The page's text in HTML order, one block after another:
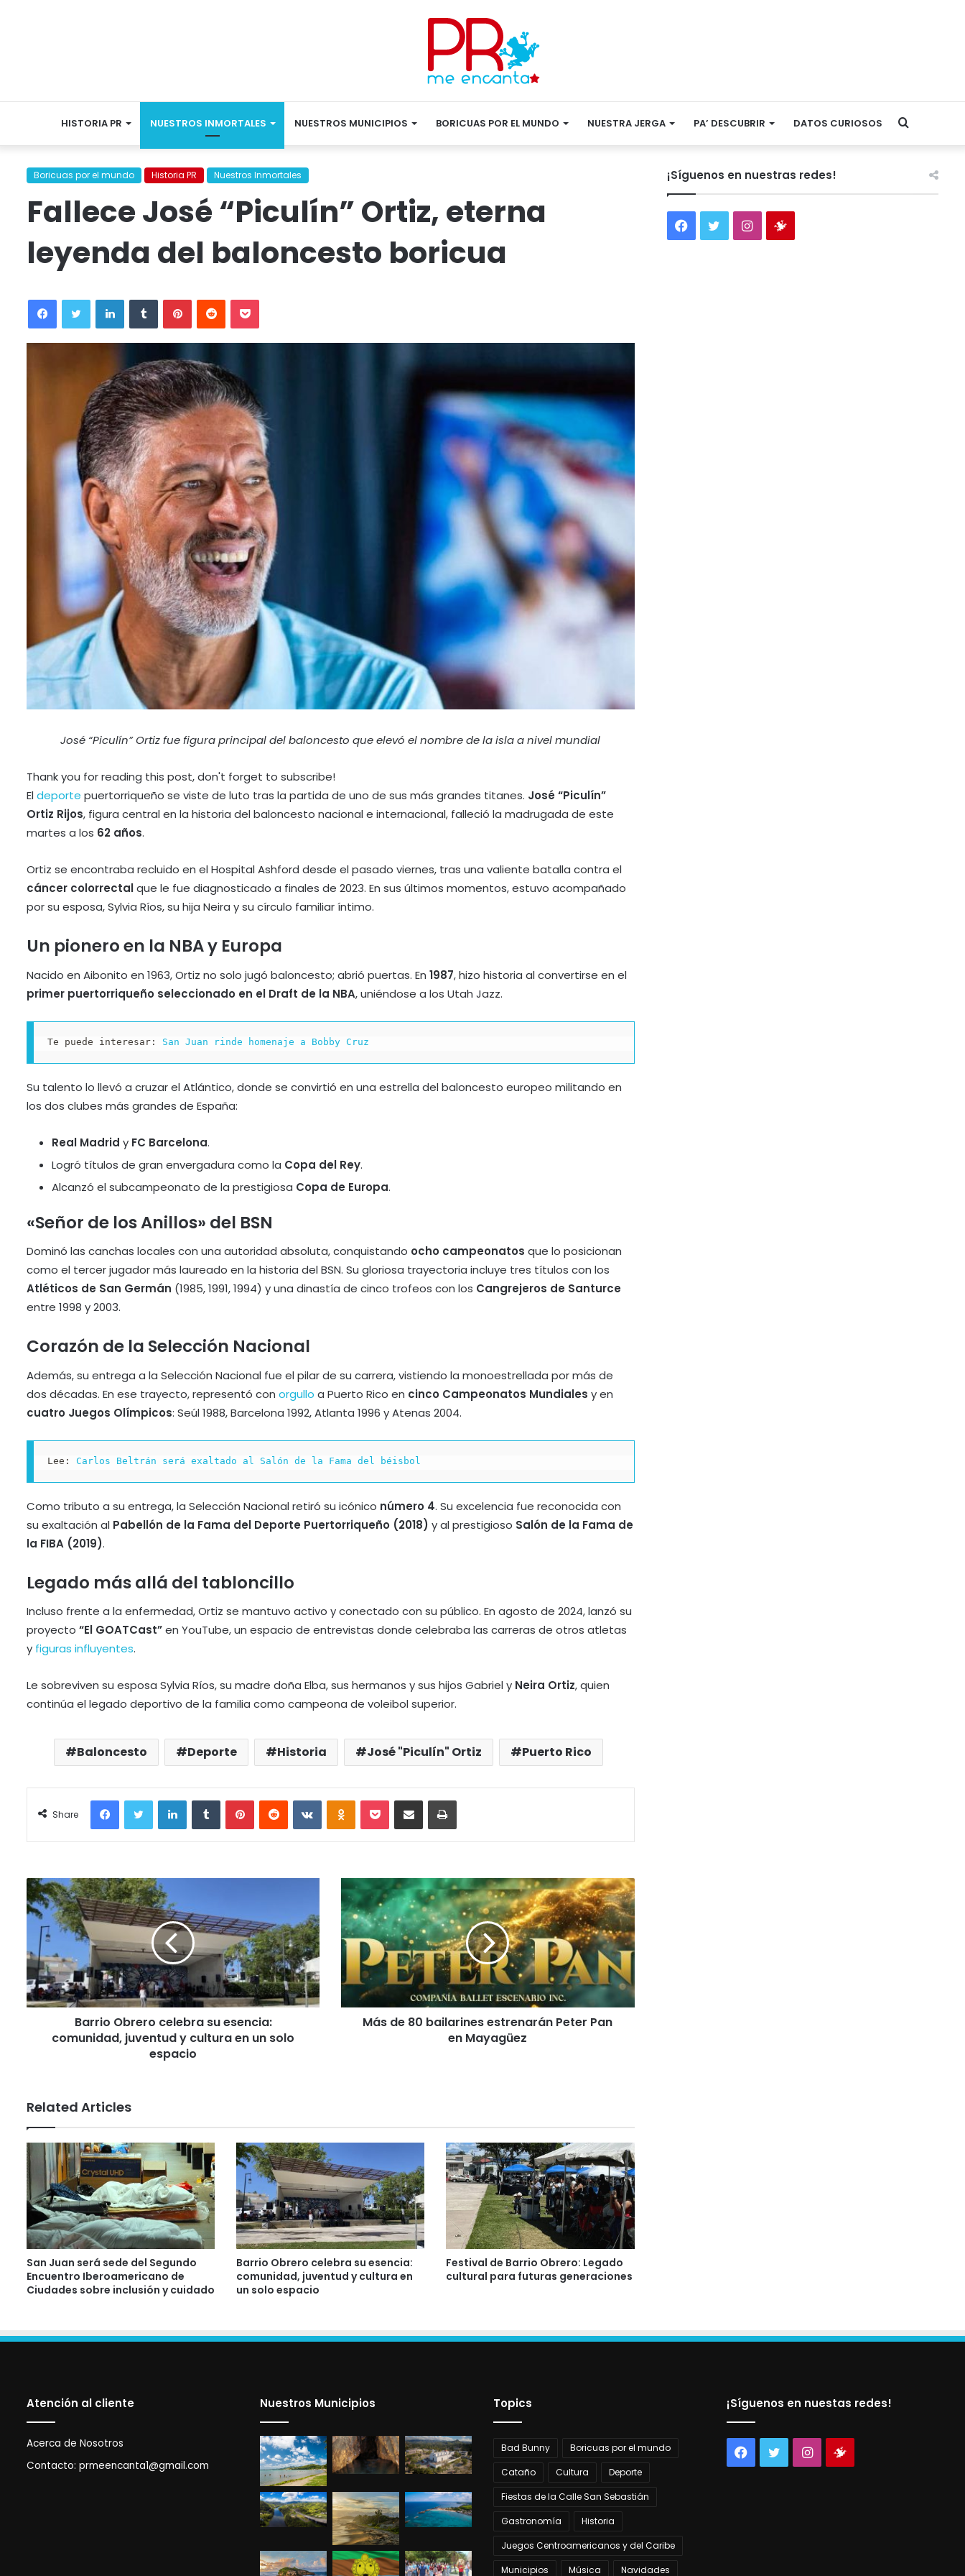
HISTORIA PR NUESTROS INMORTALES NUESTROS MUNICIPIOS BORICUAS POR EL MUNDO NUESTRA JERGA PA’ DESCUBRIR DATOS CURIOSOS Search
Boricuas por el mundo Historia PR Nuestros Inmortales
Fallece José “Piculín” Ortiz, eterna
leyenda del baloncesto boricua
FacebookTwitter LinkedInTumblrPinterestReddit Pocket
José “Piculín” Ortiz fue figura principal del baloncesto que elevó el nombre de la isla a nivel mundial
Thank you for reading this post, don't forget to subscribe!
El deporte puertorriqueño se viste de luto tras la partida de uno de sus más grandes titanes. José “Piculín”
Ortiz Rijos, figura central en la historia del baloncesto nacional e internacional, falleció la madrugada de este
martes a los 62 años.
Ortiz se encontraba recluido en el Hospital Ashford desde el pasado viernes, tras una valiente batalla contra el
cáncer colorrectalque le fue diagnosticado a finales de 2023. En sus últimos momentos, estuvo acompañado
por su esposa, Sylvia Ríos, su hija Neira y su círculo familiar íntimo.
Un pionero en la NBA y Europa
Nacido en Aibonito en 1963, Ortiz no solo jugó baloncesto; abrió puertas. En 1987, hizo historia al convertirse en el
primer puertorriqueño seleccionado en el Draft de la NBA, uniéndose a los Utah Jazz.
Te puede interesar: San Juan rinde homenaje a Bobby Cruz
Su talento lo llevó a cruzar el Atlántico, donde se convirtió en una estrella del baloncesto europeo militando en
los dos clubes más grandes de España:
Real Madrid y FC Barcelona.
Logró títulos de gran envergadura como la Copa del Rey.
Alcanzó el subcampeonato de la prestigiosa Copa de Europa.
«Señor de los Anillos» del BSN
Dominó las canchas locales con una autoridad absoluta, conquistando ocho campeonatos que lo posicionan
como el tercer jugador más laureado en la historia del BSN. Su gloriosa trayectoria incluye tres títulos con los
Atléticos de San Germán (1985, 1991, 1994) y una dinastía de cinco trofeos con los Cangrejeros de Santurce
entre 1998 y 2003.
Corazón de la Selección Nacional
Además, su entrega a la Selección Nacional fue el pilar de su carrera, vistiendo la monoestrellada por más de
dos décadas. En ese trayecto, representó con orgullo a Puerto Rico en cinco Campeonatos Mundiales y en
cuatro Juegos Olímpicos: Seúl 1988, Barcelona 1992, Atlanta 1996 y Atenas 2004.
Lee: Carlos Beltrán será exaltado al Salón de la Fama del béisbol
Como tributo a su entrega, la Selección Nacional retiró su icónico número 4. Su excelencia fue reconocida con
su exaltación al Pabellón de la Fama del Deporte Puertorriqueño (2018) y al prestigioso Salón de la Fama de
la FIBA (2019).
Legado más allá del tabloncillo
Incluso frente a la enfermedad, Ortiz se mantuvo activo y conectado con su público. En agosto de 2024, lanzó su
proyecto “El GOATCast”en YouTube, un espacio de entrevistas donde celebraba las carreras de otros atletas
y figuras influyentes.
Le sobreviven su esposa Sylvia Ríos, su madre doña Elba, sus hermanos y sus hijos Gabriel y Neira Ortiz, quien
continúa el legado deportivo de la familia como campeona de voleibol superior.
Baloncesto Deporte Historia José "Piculín" Ortiz Puerto Rico
Share
FacebookTwitter LinkedInTumblrPinterestReddit VKontakteOdnoklassniki
PocketShare via Email Print
Barrio Obrero celebra su esencia:
comunidad, juventud y cultura en un solo
espacio
Más de 80 bailarines estrenarán Peter Pan
en Mayagüez
Related Articles
San Juan será sede del Segundo
Encuentro Iberoamericano de
Ciudades sobre inclusión y cuidado
Barrio Obrero celebra su esencia:
comunidad, juventud y cultura en
un solo espacio
Festival de Barrio Obrero: Legado
cultural para futuras generaciones
¡Síguenos en nuestras redes!
Facebook
TwitterInstagram
Atención al cliente
Acerca de Nosotros
Contacto: prmeencanta1@gmail.com
Nuestros Municipios Topics
Bad Bunny
Boricuas por el mundo
Cataño
Cultura
Deporte
Fiestas de la Calle San Sebastián
Gastronomía
Historia
Juegos Centroamericanos y del Caribe
Municipios
Música Navidades
¡Síguenos en nuestas redes!
Facebook
TwitterInstagram